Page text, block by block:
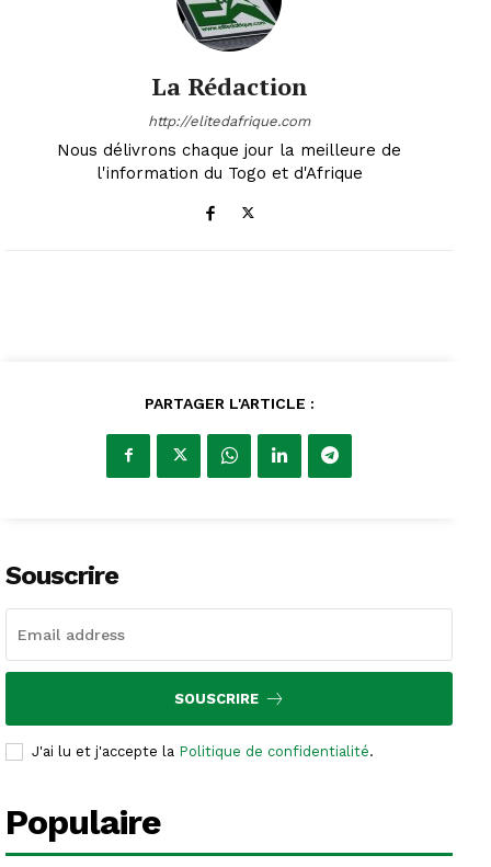
La Rédaction
http://elitedafrique.com
Nous délivrons chaque jour la meilleure de
l'information du Togo et d'Afrique
PARTAGER L'ARTICLE :
Souscrire
SOUSCRIRE
J'ai lu et j'accepte la Politique de confidentialité.
Populaire